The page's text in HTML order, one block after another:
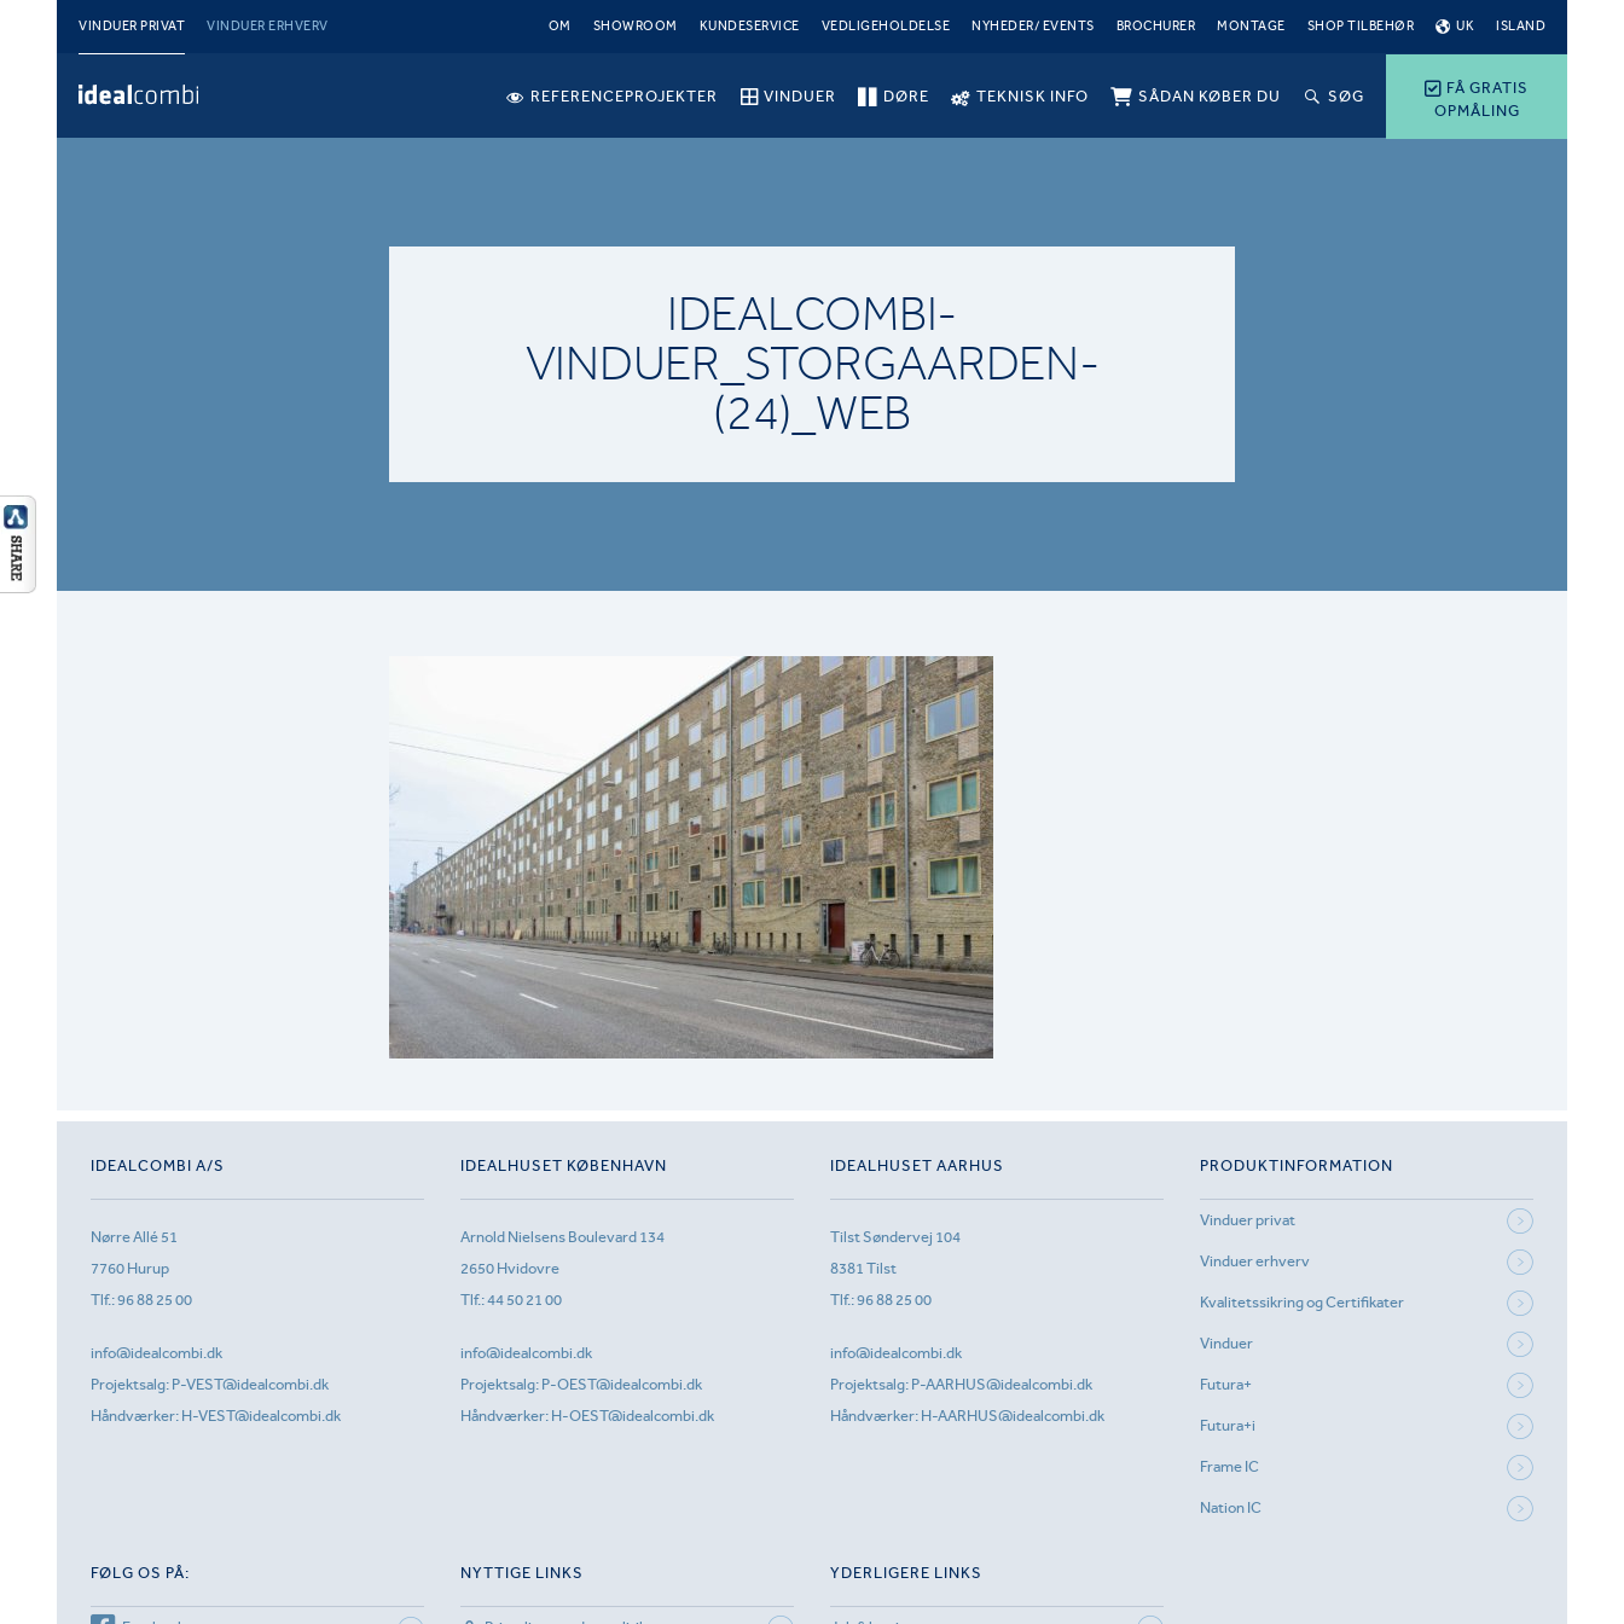
VINDUER PRIVAT VINDUER ERHVERV OM SHOWROOM KUNDESERVICE VEDLIGEHOLDELSE NYHEDER/ EVENTS BROCHURER MONTAGE SHOP TILBEHØR UK ISLAND
FÅ GRATIS
OPMÅLING
REFERENCEPROJEKTER VINDUER DØRE TEKNISK INFO SÅDAN KØBER DU SØG
IDEALCOMBI-
VINDUER_STORGAARDEN-
(24)_WEB
IDEALCOMBI A/S
Nørre Allé 51
7760 Hurup
Tlf.:96 88 25 00
info@idealcombi.dk
Projektsalg: P-VEST@idealcombi.dk
Håndværker: H-VEST@idealcombi.dk
IDEALHUSET KØBENHAVN
Arnold Nielsens Boulevard 134
2650 Hvidovre
Tlf.:44 50 21 00
info@idealcombi.dk
Projektsalg: P-OEST@idealcombi.dk
Håndværker: H-OEST@idealcombi.dk
IDEALHUSET AARHUS
Tilst Søndervej 104
8381 Tilst
Tlf.:96 88 25 00
info@idealcombi.dk
Projektsalg: P-AARHUS@idealcombi.dk
Håndværker: H-AARHUS@idealcombi.dk
PRODUKTINFORMATION
Vinduer privat
Vinduer erhverv
Kvalitetssikring og Certifikater
Vinduer
Futura+
Futura+i
Frame IC
Nation IC
FØLG OS PÅ: NYTTIGE LINKS YDERLIGERE LINKS